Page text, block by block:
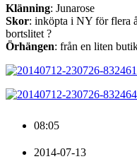
Klänning: Junarose
Skor: inköpta i NY för flera
bortslitet ?
Örhängen: från en liten
08:05
2014-07-13